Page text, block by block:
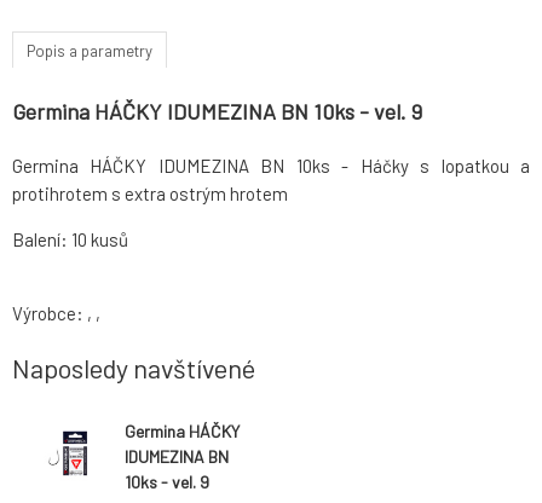
Popis a parametry
Germina HÁČKY IDUMEZINA BN 10ks - vel. 9
Germina HÁČKY IDUMEZINA BN 10ks - Háčky s lopatkou a
protihrotem s extra ostrým hrotem
Balení: 10 kusů
Výrobce: , ,
Naposledy navštívené
Germina HÁČKY
IDUMEZINA BN
10ks - vel. 9